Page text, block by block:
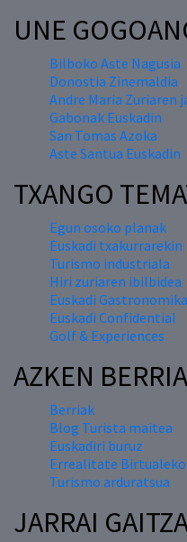
UNE
Bilboko Aste Nagusia
Donostia Zinemaldia
Andre Maria Zuriaren
Gabonak Euskadin
San Tomas Azoka
Aste Santua Euskadin
TXANGO
Egun osoko planak
Euskadi txakurrarekin
Turismo industriala
Hiri zuriaren ibilbidea
Euskadi Gastronomika
Euskadi Confidential
Golf & Experiences
AZKEN
Berriak
Blog Turista maitea
Euskadiri buruz
Errealitate
Turismo arduratsua
JARRAI